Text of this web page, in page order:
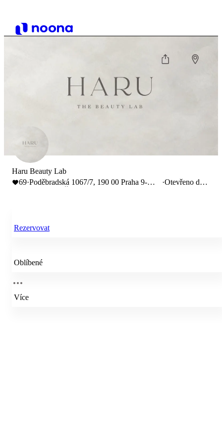
Haru Beauty Lab
69·Poděbradská 1067/7, 190 00 Praha 9-
·Otevřeno do
Rezervovat
Oblíbené
Více